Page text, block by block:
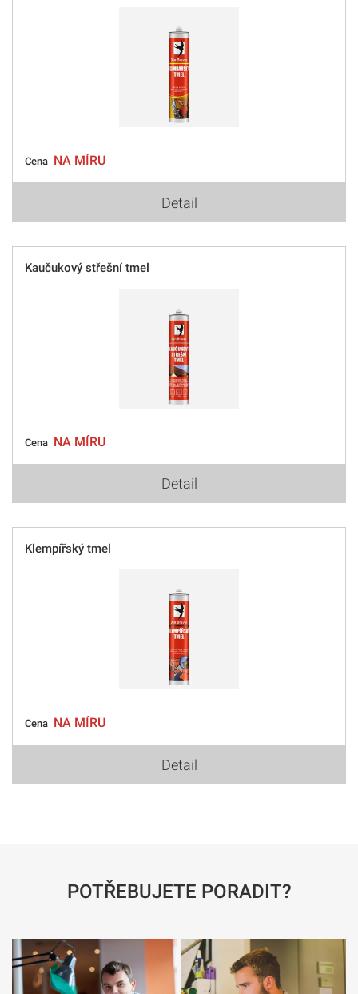
Cena NA MÍRU
Detail
Kaučukový střešní tmel
Cena NA MÍRU
Detail
Klempířský tmel
Cena NA MÍRU
Detail
POTŘEBUJETE PORADIT?